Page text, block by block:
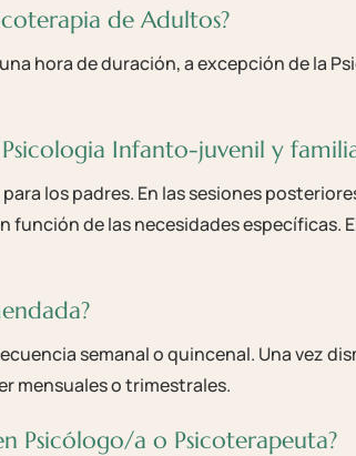
de Adultos?
hora de duración, a excepción de la
Infanto-juvenil y
los padres. En las sesiones
función de las necesidades específicas.
semanal o quincenal. Una vez
mensuales o trimestrales.
Psicólogo/a o Psicoterapeuta?